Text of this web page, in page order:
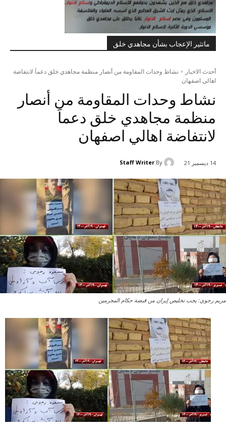
ماتثير الإعجاب بشأن مجاهدي خلق
أحدث الاخبار
نشاط وحدات المقاومة من أنصار منظمة مجاهدي خلق دعماَ لانتفاضة
اهالي اصفهان
نشاط وحدات المقاومة من أنصار
منظمة مجاهدي خلق دعماَ
لانتفاضة اهالي اصفهان
14 ديسمبر 21 By
Staff Writer
مريم رجوي: يجب تخليص إيران من قبضة حكام المجرمين